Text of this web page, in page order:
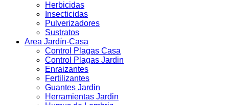
Herbicidas
Insecticidas
Pulverizadores
Sustratos
Area Jardín-Casa
Control Plagas Casa
Control Plagas Jardin
Enraizantes
Fertilizantes
Guantes Jardin
Herramientas Jardin